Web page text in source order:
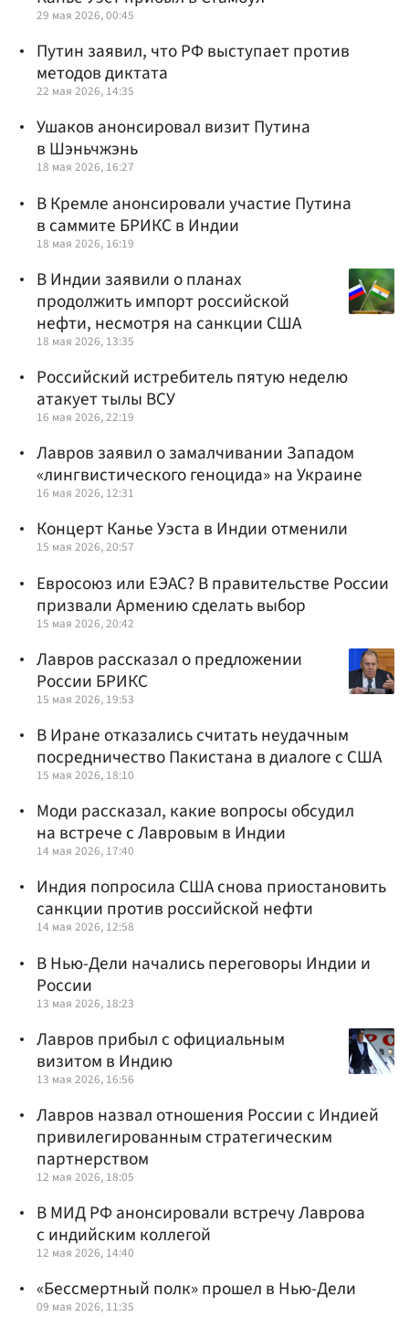
29 мая 2026, 00:45
Путин заявил, что РФ выступает против
методов диктата
22 мая 2026, 14:35
Ушаков анонсировал визит Путина
в Шэньчжэнь
18 мая 2026, 16:27
В Кремле анонсировали участие Путина
в саммите БРИКС в Индии
18 мая 2026, 16:19
В Индии заявили о планах
продолжить импорт российской
нефти, несмотря на санкции США
18 мая 2026, 13:35
Российский истребитель пятую неделю
атакует тылы ВСУ
16 мая 2026, 22:19
Лавров заявил о замалчивании Западом
«лингвистического геноцида» на Украине
16 мая 2026, 12:31
Концерт Канье Уэста в Индии отменили
15 мая 2026, 20:57
Евросоюз или ЕЭАС? В правительстве России
призвали Армению сделать выбор
15 мая 2026, 20:42
Лавров рассказал о предложении
России БРИКС
15 мая 2026, 19:53
В Иране отказались считать неудачным
посредничество Пакистана в диалоге с США
15 мая 2026, 18:10
Моди рассказал, какие вопросы обсудил
на встрече с Лавровым в Индии
14 мая 2026, 17:40
Индия попросила США снова приостановить
санкции против российской нефти
14 мая 2026, 12:58
В Нью-Дели начались переговоры Индии и
России
13 мая 2026, 18:23
Лавров прибыл с официальным
визитом в Индию
13 мая 2026, 16:56
Лавров назвал отношения России с Индией
привилегированным стратегическим
партнерством
12 мая 2026, 18:05
В МИД РФ анонсировали встречу Лаврова
с индийским коллегой
12 мая 2026, 14:40
«Бессмертный полк» прошел в Нью-Дели
09 мая 2026, 11:35